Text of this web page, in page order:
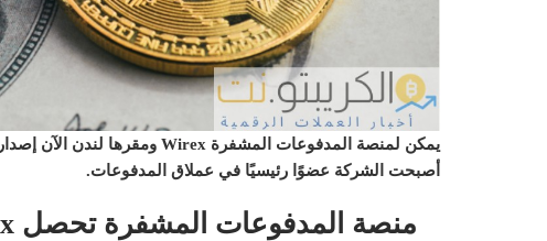
أصبحت الشركة عضوًا رئيسيًا في عملاق المدفوعات.